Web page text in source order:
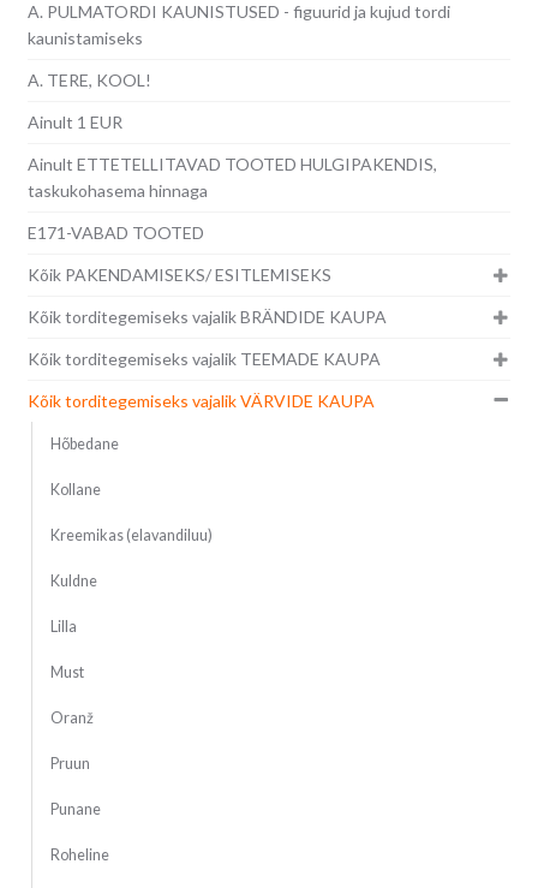
A. PULMATORDI KAUNISTUSED - figuurid ja kujud tordi
kaunistamiseks
A. TERE, KOOL!
Ainult 1 EUR
Ainult ETTETELLITAVAD TOOTED HULGIPAKENDIS,
taskukohasema hinnaga
E171-VABAD TOOTED
Kõik PAKENDAMISEKS/ ESITLEMISEKS
Kõik torditegemiseks vajalik BRÄNDIDE KAUPA
Kõik torditegemiseks vajalik TEEMADE KAUPA
Kõik torditegemiseks vajalik VÄRVIDE KAUPA
Hõbedane
Kollane
Kreemikas (elavandiluu)
Kuldne
Lilla
Must
Oranž
Pruun
Punane
Roheline